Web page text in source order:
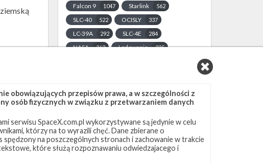
Falcon 9 1047 Starlink 562
SLC-40 522 OCISLY 337
LC-39A 292 SLC-4E 284
NASA 263 Lądowanie 235
Loty załogowe 95 ISS 93
ZAPRZYJAŹNIONE STRONY
obowiązujących przepisów prawa, a w szczególności z
osób fizycznych w związku z przetwarzaniem danych
serwisu SpaceX.com.pl wykorzystywane są jedynie w celu
którzy na to wyrazili chęć. Dane zbierane o
na poszczególnych stronach i zachowanie w trakcie
które służą rozpoznawaniu odwiedzajacego i